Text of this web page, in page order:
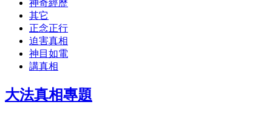
神奇經歷
其它
正念正行
迫害真相
神目如電
講真相
大法真相專題